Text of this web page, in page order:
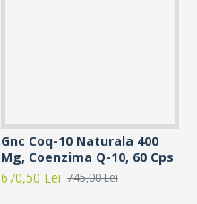
Gnc Coq-10 Naturala 400
Mg, Coenzima Q-10, 60 Cps
670,50 Lei 745,00 Lei